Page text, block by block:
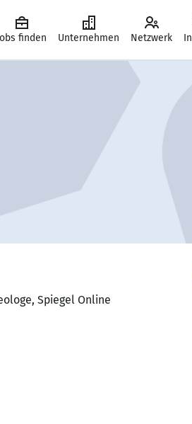
finden Unternehmen Netzwerk
Spiegel Online